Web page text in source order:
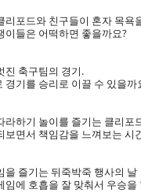
리포드와 친구들이 혼자 목
이들은 어떡하면 좋을까요?
진 축구팀의 경기.
경기를 승리로 이끌 수 있을까
라하기 놀이를 즐기는 클리포
보면서 책임감을 느껴보는 시
을 즐기는 뒤죽박죽 행사의 날
임에 호흡을 잘 맞춰서 우승을